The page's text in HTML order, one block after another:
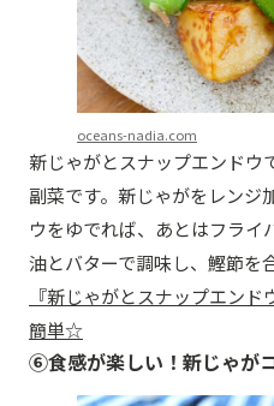
oceans-nadia.com
新じゃがとスナップエンドウ
副菜です。新じゃがをレンジ
ウをゆでれば、あとはフライ
油とバターで調味し、鰹節を
『新じゃがとスナップエン
簡単☆
⑥食感が楽しい！新じゃが